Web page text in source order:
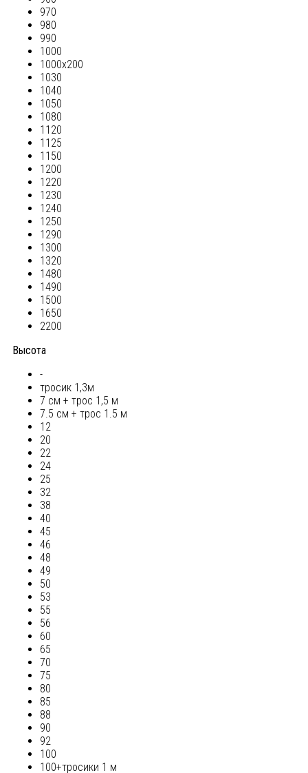
970
980
990
1000
1000х200
1030
1040
1050
1080
1120
1125
1150
1200
1220
1230
1240
1250
1290
1300
1320
1480
1490
1500
1650
2200
Высота
-
тросик 1,3м
7 см + трос 1,5 м
7.5 см + трос 1.5 м
12
20
22
24
25
32
38
40
45
46
48
49
50
53
55
56
60
65
70
75
80
85
88
90
92
100
100+тросики 1 м